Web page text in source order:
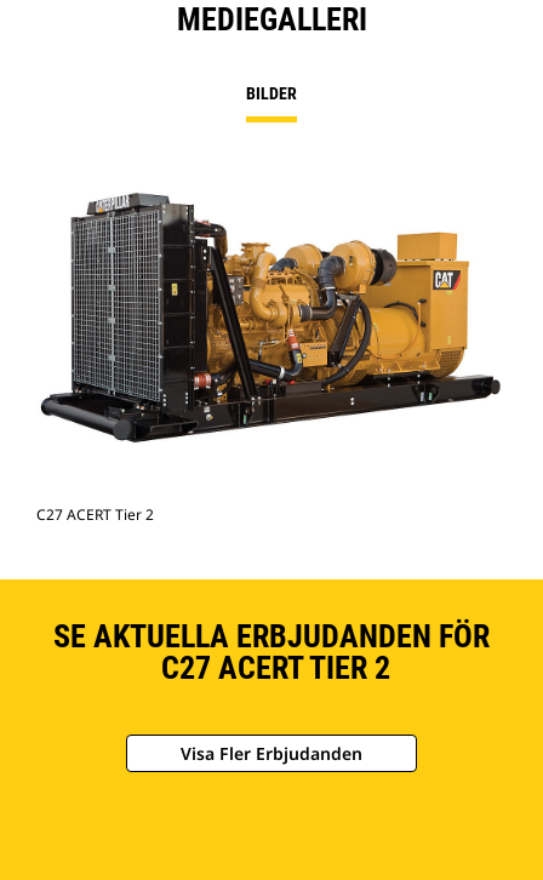
MEDIEGALLERI
BILDER
C27 ACERT Tier 2
SE AKTUELLA ERBJUDANDEN FÖR
C27 ACERT TIER 2
Visa Fler Erbjudanden